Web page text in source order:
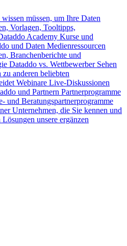
müssen, um Ihre Daten
Vorlagen, Tooltipps,
Academy Kurse und
und Daten Medienressourcen
Branchenberichte und
Dataddo vs. Wettbewerber Sehen
anderen beliebten
Webinare Live-Diskussionen
und Partnern Partnerprogramme
und Beratungspartnerprogramme
Unternehmen, die Sie kennen und
unsere ergänzen